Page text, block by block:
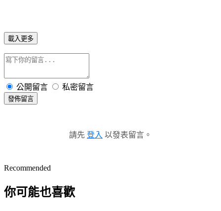
載入更多
公開留言 私密留言
發佈留言
請先 登入 以發表留言。
Recommended
你可能也喜歡